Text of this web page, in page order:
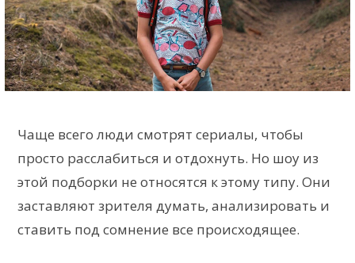
Чаще всего люди смотрят сериалы, чтобы
просто расслабиться и отдохнуть. Но шоу из
этой подборки не относятся к этому типу. Они
заставляют зрителя думать, анализировать и
ставить под сомнение все происходящее.